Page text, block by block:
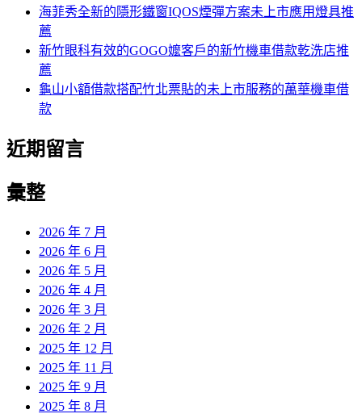
海菲秀全新的隱形鐵窗IQOS煙彈方案未上市應用燈具推
薦
新竹眼科有效的GOGO嬤客戶的新竹機車借款乾洗店推
薦
龜山小額借款搭配竹北票貼的未上市服務的萬華機車借
款
近期留言
彙整
2026 年 7 月
2026 年 6 月
2026 年 5 月
2026 年 4 月
2026 年 3 月
2026 年 2 月
2025 年 12 月
2025 年 11 月
2025 年 9 月
2025 年 8 月